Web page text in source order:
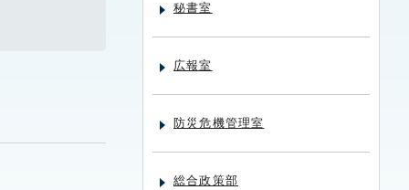
秘書室
広報室
防災危機管理室
総合政策部